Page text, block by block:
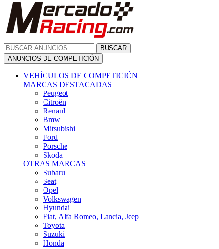
BUSCAR
ANUNCIOS DE COMPETICIÓN
VEHÍCULOS DE COMPETICIÓN
MARCAS DESTACADAS
Peugeot
Citroën
Renault
Bmw
Mitsubishi
Ford
Porsche
Skoda
OTRAS MARCAS
Subaru
Seat
Opel
Volkswagen
Hyundai
Fiat, Alfa Romeo, Lancia, Jeep
Toyota
Suzuki
Honda